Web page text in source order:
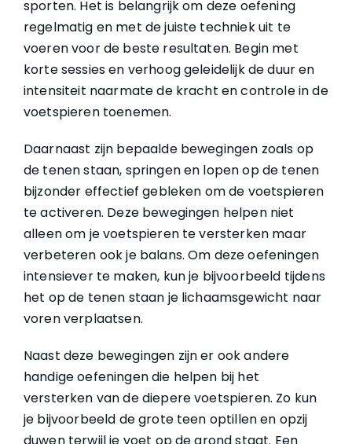
sporten. Het is belangrijk om deze oefening
regelmatig en met de juiste techniek uit te
voeren voor de beste resultaten. Begin met
korte sessies en verhoog geleidelijk de duur en
intensiteit naarmate de kracht en controle in de
voetspieren toenemen.
Daarnaast zijn bepaalde bewegingen zoals op
de tenen staan, springen en lopen op de tenen
bijzonder effectief gebleken om de voetspieren
te activeren. Deze bewegingen helpen niet
alleen om je voetspieren te versterken maar
verbeteren ook je balans. Om deze oefeningen
intensiever te maken, kun je bijvoorbeeld tijdens
het op de tenen staan je lichaamsgewicht naar
voren verplaatsen.
Naast deze bewegingen zijn er ook andere
handige oefeningen die helpen bij het
versterken van de diepere voetspieren. Zo kun
je bijvoorbeeld de grote teen optillen en opzij